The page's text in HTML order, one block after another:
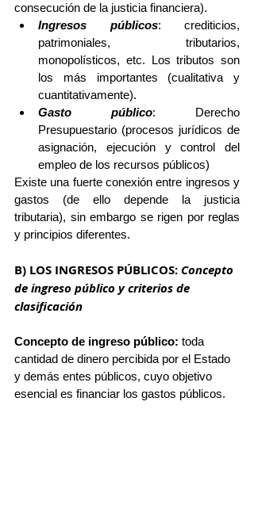
consecución de la justicia financiera).
Ingresos públicos: crediticios,
patrimoniales, tributarios,
monopolísticos, etc. Los tributos son
los más importantes (cualitativa y
cuantitativamente).
Gasto público: Derecho
Presupuestario (procesos jurídicos de
asignación, ejecución y control del
empleo de los recursos públicos)
Existe una fuerte conexión entre ingresos y
gastos (de ello depende la justicia
tributaria), sin embargo se rigen por reglas
y principios diferentes.
B) LOS INGRESOS PÚBLICOS: Concepto
de ingreso público y criterios de
clasificación
Concepto de ingreso público: toda
cantidad de dinero percibida por el Estado
y demás entes públicos, cuyo objetivo
esencial es financiar los gastos públicos.